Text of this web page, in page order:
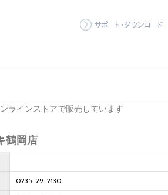
ラインストアで販売しています
鶴岡店
0235-29-2130